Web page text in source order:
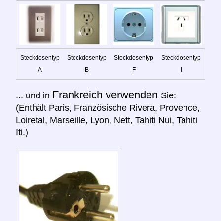
Steckdosentyp
A
Steckdosentyp
B
Steckdosentyp
F
Steckdosentyp
I
... und in Frankreich verwenden Sie:
(Enthält Paris, Französische Rivera, Provence,
Loiretal, Marseille, Lyon, Nett, Tahiti Nui, Tahiti
Iti.)